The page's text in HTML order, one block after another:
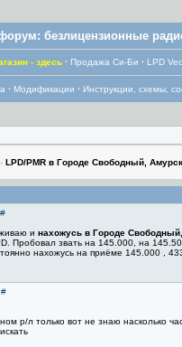
безлицензионные
- здесь · Продажа Си-Би · LPD
· Модификации · Инструкции, схемы,
LPD/PMR в Городе Свободный,
#
и нахожусь в Городе
Пробовал звать на 145.000, на
нахожусь на приёме 145.000
#
р/л только вот не знаю насколько